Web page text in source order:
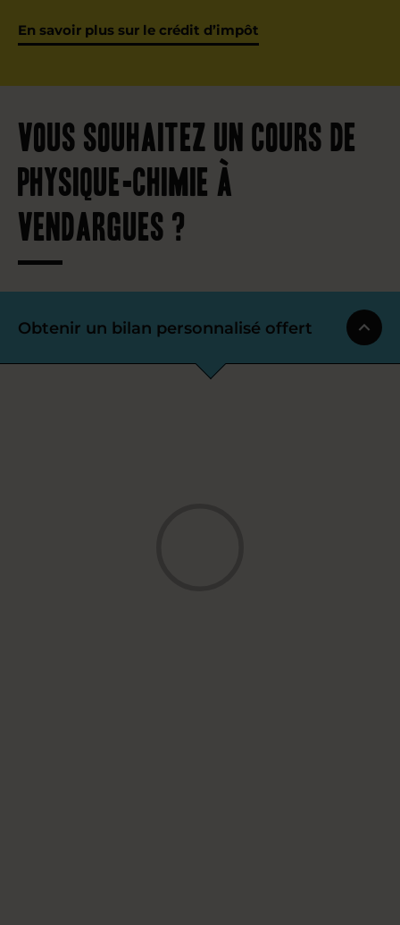
En savoir plus sur le crédit d’impôt
Vous souhaitez un cours de
physique-chimie à
Vendargues ?
Obtenir un bilan personnalisé offert